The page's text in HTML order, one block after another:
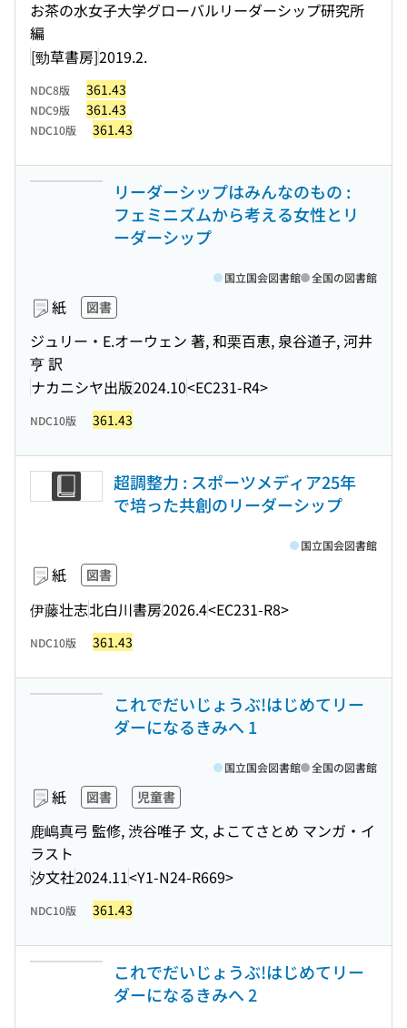
お茶の水女子大学グローバルリーダーシップ研究所
編
[勁草書房]2019.2.
NDC8版 361.43
NDC9版 361.43
NDC10版 361.43
リーダーシップはみんなのもの :
フェミニズムから考える女性とリ
ーダーシップ
紙 図書
ジュリー・E.オーウェン 著, 和栗百恵, 泉谷道子, 河井
亨 訳
ナカニシヤ出版2024.10<EC231-R4>
国立国会図書館 全国の図書館
NDC10版 361.43
超調整力 : スポーツメディア25年
で培った共創のリーダーシップ
紙 図書
伊藤壮志北白川書房2026.4<EC231-R8>
国立国会図書館
NDC10版 361.43
これでだいじょうぶ!はじめてリー
ダーになるきみへ 1
紙 図書 児童書
鹿嶋真弓 監修, 渋谷唯子 文, よこてさとめ マンガ・イ
ラスト
汐文社2024.11<Y1-N24-R669>
国立国会図書館 全国の図書館
NDC10版 361.43
これでだいじょうぶ!はじめてリー
ダーになるきみへ 2